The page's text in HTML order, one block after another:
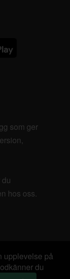
som ger
hos oss.
upplevelse på
du